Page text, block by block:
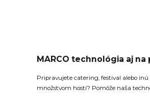
MARCO technológia aj na
Pripravujete catering, festival alebo inú
množstvom hostí? Pomôže naša